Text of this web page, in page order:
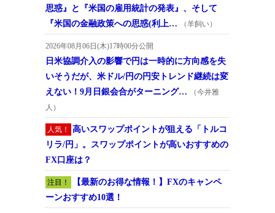
思惑』と『米国の雇用統計の発表』、そして
『米国の金融政策への思惑(利上…
（羊飼い）
2026年08月06日(木)17時00分公開
日米協調介入の影響で円は一時的に方向感を失
いそうだが、米ドル/円の円安トレンド継続は変
えない！9月日銀会合がターニング…
（今井雅
人）
人気！
高いスワップポイントが狙える「トルコ
リラ/円」。スワップポイントが高いおすすめの
FX口座は？
注目！
【最新のお得な情報！】FXのキャンペ
ーンおすすめ10選！